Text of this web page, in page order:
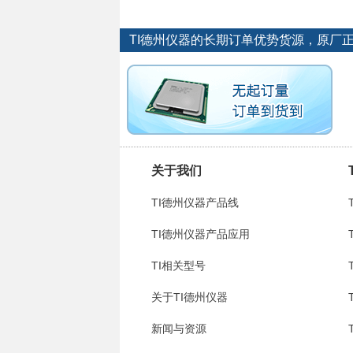
TI德州仪器的长期订单优势货源，原厂
关于我们
TI德州仪器产品线
TI德州仪器产品应用
TI相关型号
关于TI德州仪器
新闻与资源